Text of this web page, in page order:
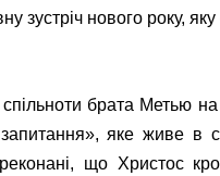
зустріч нового року, яку
брата Метью
яке живе в
що Христос